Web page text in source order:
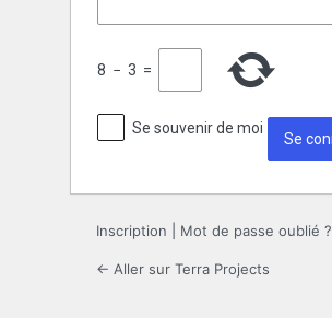
8 − 3 =
Se souvenir de moi
Inscription Mot de passe oublié ?
← Aller sur Terra Projects